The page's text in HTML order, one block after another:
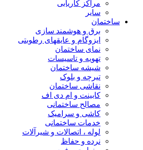
مراکز کاریابی
سایر
ساختمان
برق و هوشمند سازی
ایزوگام و عایقهای رطوبتی
نمای ساختمان
تهویه و تاسیسات
شیشه ساختمان
تیرچه و بلوک
نقاشی ساختمان
کابینت و ام دی اف
مصالح ساختمانی
کاشی و سرامیک
خدمات ساختمانی
لوله ، اتصالات و شیرآلات
نرده و حفاظ